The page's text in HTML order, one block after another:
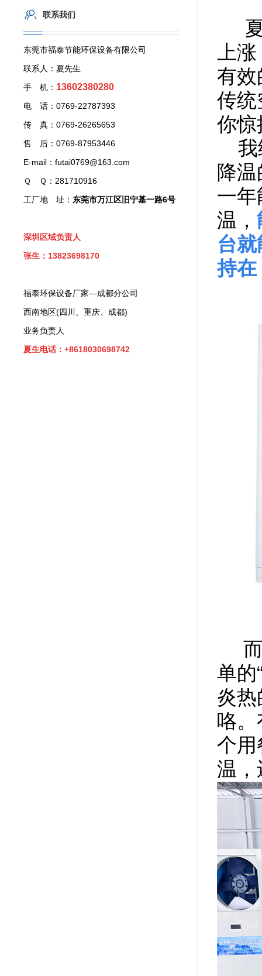
上
有效
传统
你惊
我
降
一
温，
台
持在
单的
炎
咯
个用
温
联系我们
东莞市福泰节能环保设备有限公司
联系人：夏先生
手 机： 13602380280
电 话：0769-22787393
传 真：0769-26265653
售 后：0769-87953446
E-mail：futai0769@163.com
Ｑ Ｑ：281710916
工厂地 址： 东莞市万江区旧宁基一路6号
深圳区域负责人
张生：13823698170
福泰环保设备厂家—成都分公司
西南地区(四川、重庆、成都)
业务负责人
夏生电话：+8618030698742